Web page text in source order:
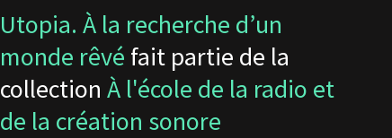
Utopia. À la recherche d’un
monde rêvé fait partie de la
collection À l'école de la radio et
de la création sonore